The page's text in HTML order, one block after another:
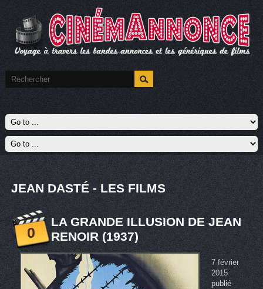
JEAN DASTÉ - LES FILMS
0
LA GRANDE ILLUSION DE JEAN
RENOIR (1937)
7 février
2015
publié